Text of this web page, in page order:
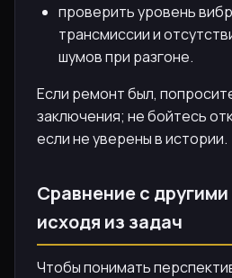
проверить уровень
трансмиссии и
шумов при разгоне.
Если ремонт был,
заключения; не бойтесь
если не уверены в истории.
Сравнение с
исходя из задач
Чтобы понимать